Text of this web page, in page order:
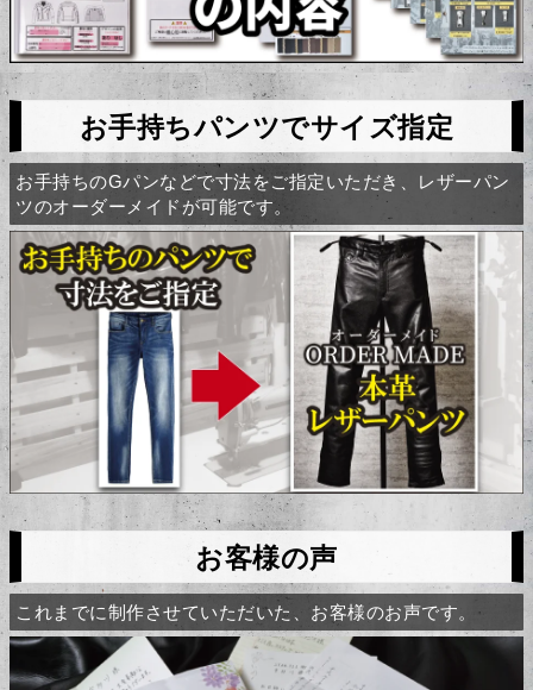
お手持ちパンツでサイズ指定
お手持ちのGパンなどで寸法をご指定いただき、レザーパン
ツのオーダーメイドが可能です。
お客様の声
これまでに制作させていただいた、お客様のお声です。